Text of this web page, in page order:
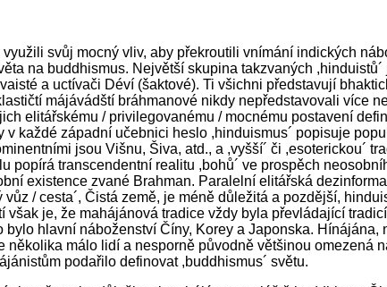
svůj mocný vliv, aby překroutili vnímání indických
na buddhismus. Největší skupina takzvaných ,hinduistů´
a uctívači Déví (šaktové). Ti všichni představují
májávádští bráhmanové nikdy nepředstavovali více
elitářskému / privilegovanému / mocnému postavení
v každé západní učebnici heslo ,hinduismus´ popisuje
jsou Višnu, Šiva, atd., a ,vyšší´ či ,esoterickou´
popírá transcendentní realitu ,bohů´ ve prospěch
existence zvané Brahman. Paralelní elitářská
/ cesta´, Čistá země, je méně důležitá a pozdější,
je, že mahájánová tradice vždy byla převládající
hlavní náboženství Číny, Korey a Japonska. Hínájána,
několika málo lidí a nesporně původně většinou omezená
podařilo definovat ,buddhismus´ světu.